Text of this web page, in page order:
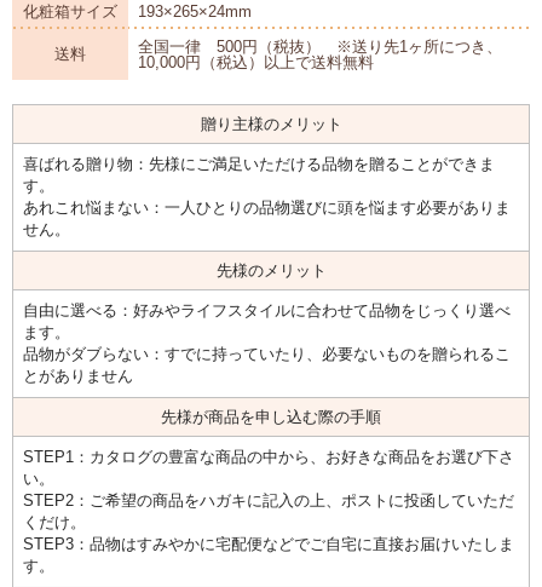
化粧箱サイズ
193×265×24mm
送料
全国一律 500円（税抜） ※送り先1ヶ所につき、
10,000円（税込）以上で送料無料
贈り主様のメリット
喜ばれる贈り物：先様にご満足いただける品物を贈ることができま
す。
あれこれ悩まない：一人ひとりの品物選びに頭を悩ます必要がありま
せん。
先様のメリット
自由に選べる：好みやライフスタイルに合わせて品物をじっくり選べ
ます。
品物がダブらない：すでに持っていたり、必要ないものを贈られるこ
とがありません
先様が商品を申し込む際の手順
STEP1：カタログの豊富な商品の中から、お好きな商品をお選び下さ
い。
STEP2：ご希望の商品をハガキに記入の上、ポストに投函していただ
くだけ。
STEP3：品物はすみやかに宅配便などでご自宅に直接お届けいたしま
す。